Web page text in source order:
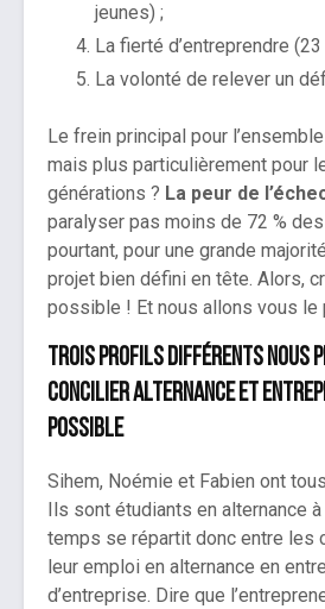
jeunes) ;
La fierté d’entreprendre (23
La volonté de relever un
Le frein principal pour
mais plus particulièrement pour
générations ? La peur de
paralyser pas moins de 72 %
pourtant, pour une grande
projet bien défini en tête. Alors,
possible ! Et nous allons vous le
Trois profils différents nous
concilier alternance et
possible
Sihem, Noémie et Fabien ont
Ils sont étudiants en alternance à
temps se répartit donc entre les
leur emploi en alternance en
d’entreprise. Dire que